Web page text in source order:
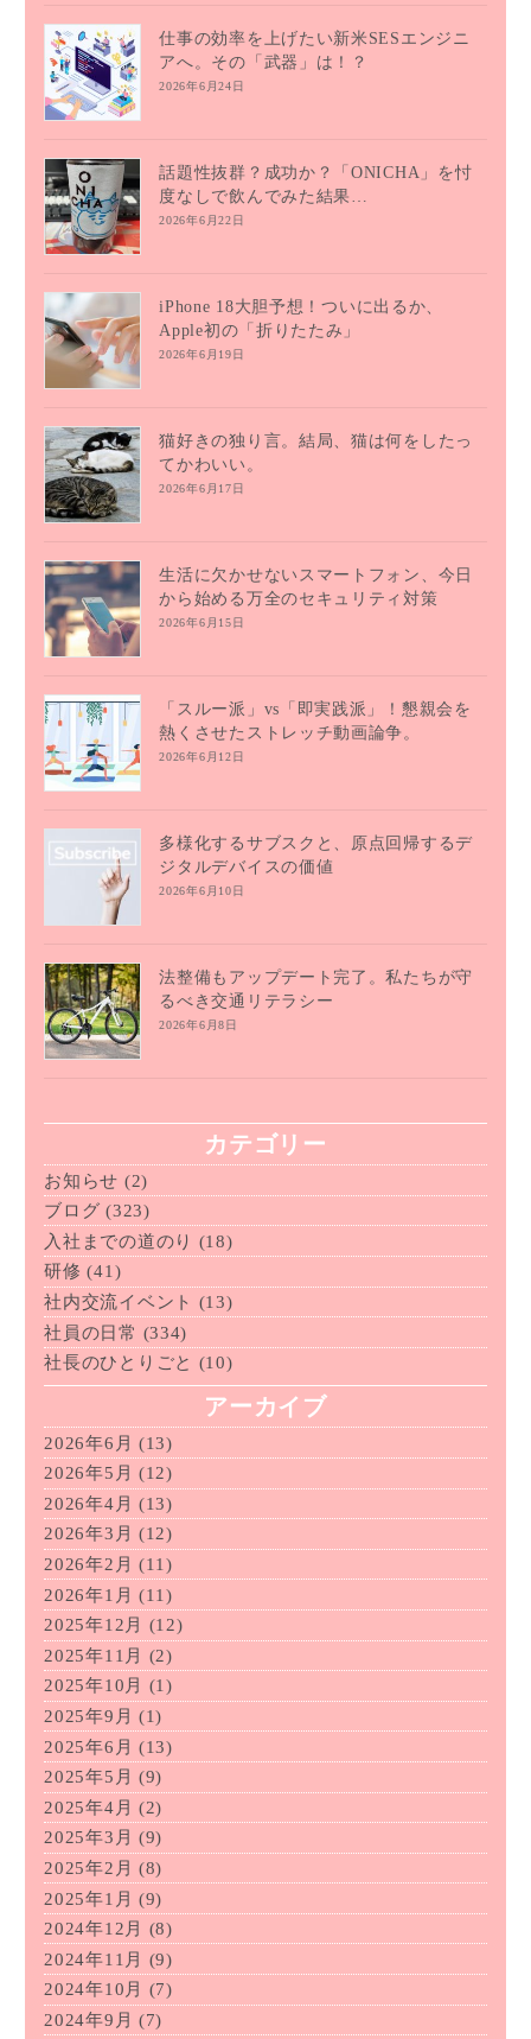
仕事の効率を上げたい新米SESエンジニ
アへ。その「武器」は！？
2026年6月24日
話題性抜群？成功か？「ONICHA」を忖
度なしで飲んでみた結果…
2026年6月22日
iPhone 18大胆予想！ついに出るか、
Apple初の「折りたたみ」
2026年6月19日
猫好きの独り言。結局、猫は何をしたっ
てかわいい。
2026年6月17日
生活に欠かせないスマートフォン、今日
から始める万全のセキュリティ対策
2026年6月15日
「スルー派」vs「即実践派」！懇親会を
熱くさせたストレッチ動画論争。
2026年6月12日
多様化するサブスクと、原点回帰するデ
ジタルデバイスの価値
2026年6月10日
法整備もアップデート完了。私たちが守
るべき交通リテラシー
2026年6月8日
カテゴリー
お知らせ (2)
ブログ (323)
入社までの道のり (18)
研修 (41)
社内交流イベント (13)
社員の日常 (334)
社長のひとりごと (10)
アーカイブ
2026年6月 (13)
2026年5月 (12)
2026年4月 (13)
2026年3月 (12)
2026年2月 (11)
2026年1月 (11)
2025年12月
(12)
2025年11月
(2)
2025年10月
(1)
2025年9月 (1)
2025年6月 (13)
2025年5月 (9)
2025年4月 (2)
2025年3月 (9)
2025年2月 (8)
2025年1月 (9)
2024年12月
(8)
2024年11月
(9)
2024年10月
(7)
2024年9月 (7)